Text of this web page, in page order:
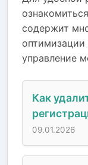
содержит
оптимизации
управление
Как
09.01.2026